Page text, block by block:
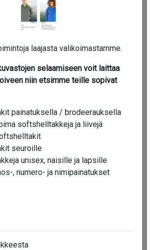
laajasta valikoimastamme.
selaamiseen voit laittaa
niin etsimme teille sopivat
painatuksella / brodeerauksella
softshelltakkeja ja liivejä
seuroille
unisex, naisille ja lapsille
, numero- ja nimipainatukset